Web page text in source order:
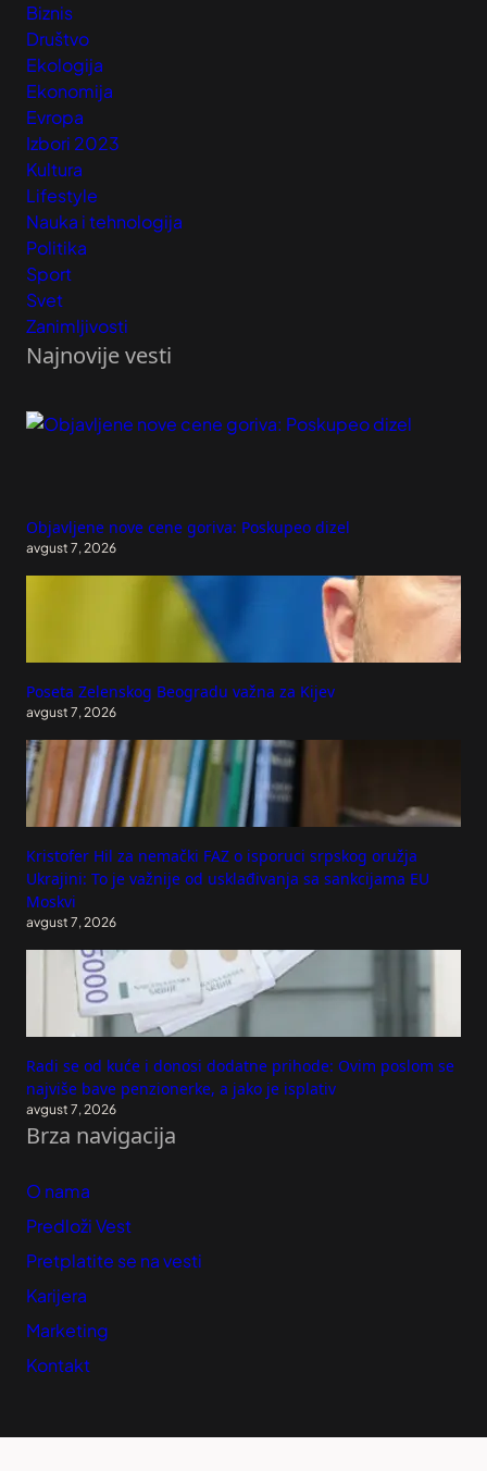
Biznis
Društvo
Ekologija
Ekonomija
Evropa
Izbori 2023
Kultura
Lifestyle
Nauka i tehnologija
Politika
Sport
Svet
Zanimljivosti
Najnovije vesti
Objavljene nove cene goriva: Poskupeo dizel
avgust 7, 2026
Poseta Zelenskog Beogradu važna za Kijev
avgust 7, 2026
Kristofer Hil za nemački FAZ o isporuci srpskog oružja
Ukrajini: To je važnije od usklađivanja sa sankcijama EU
Moskvi
avgust 7, 2026
Radi se od kuće i donosi dodatne prihode: Ovim poslom se
najviše bave penzionerke, a jako je isplativ
avgust 7, 2026
Brza navigacija
O nama
Predloži Vest
Pretplatite se na vesti
Karijera
Marketing
Kontakt